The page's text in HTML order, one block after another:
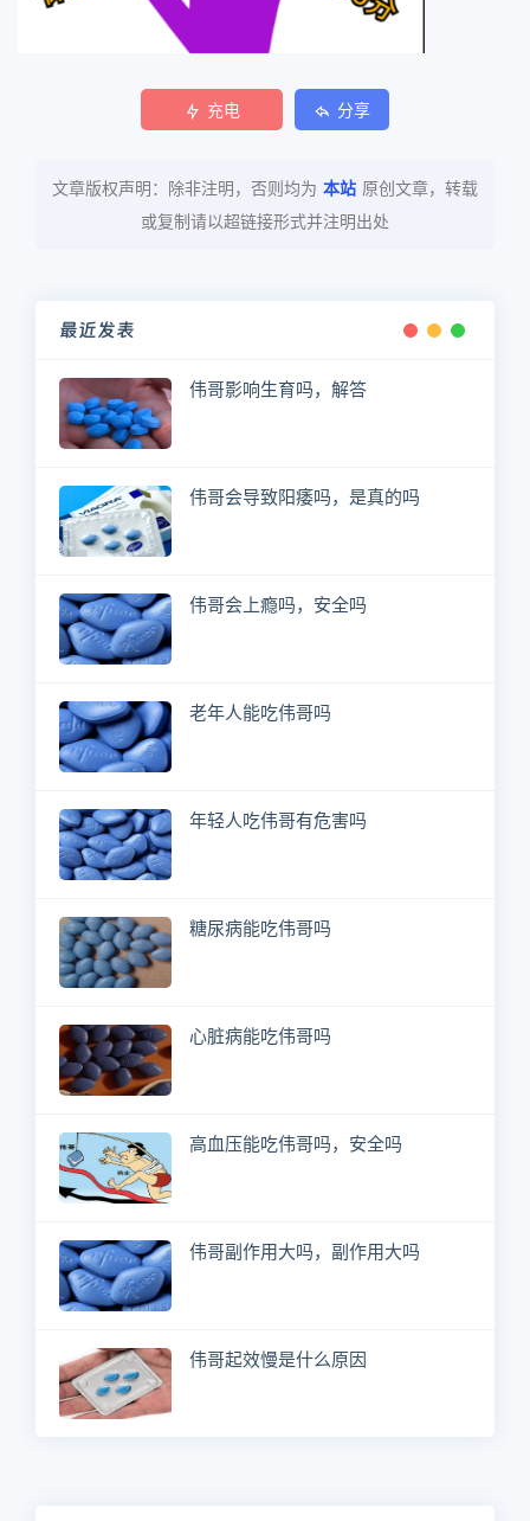
充电 分享
文章版权声明：除非注明，否则均为 本站 原创文章，转载
或复制请以超链接形式并注明出处
最近发表
伟哥影响生育吗，解答
伟哥会导致阳痿吗，是真的吗
伟哥会上瘾吗，安全吗
老年人能吃伟哥吗
年轻人吃伟哥有危害吗
糖尿病能吃伟哥吗
心脏病能吃伟哥吗
高血压能吃伟哥吗，安全吗
伟哥副作用大吗，副作用大吗
伟哥起效慢是什么原因